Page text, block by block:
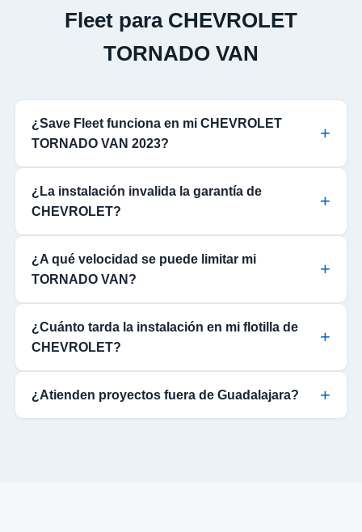
Fleet para CHEVROLET
TORNADO VAN
¿Save Fleet funciona en mi CHEVROLET
TORNADO VAN 2023?
¿La instalación invalida la garantía de
CHEVROLET?
¿A qué velocidad se puede limitar mi
TORNADO VAN?
¿Cuánto tarda la instalación en mi flotilla de
CHEVROLET?
¿Atienden proyectos fuera de Guadalajara?